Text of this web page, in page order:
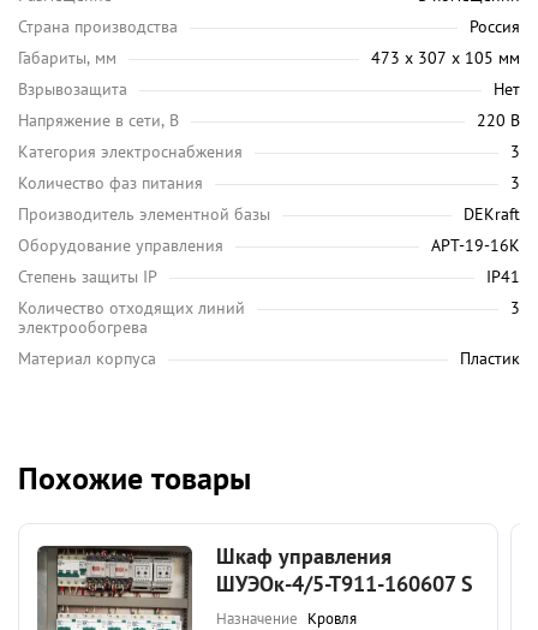
Страна производства
Россия
Габариты, мм
473 х 307 х 105 мм
Взрывозащита
Нет
Напряжение в сети, В
220 В
Категория электроснабжения
3
Количество фаз питания
3
Производитель элементной базы
DEKraft
Оборудование управления
АРТ-19-16К
Степень защиты IP
IP41
Количество отходящих линий
электрообогрева
3
Материал корпуса Пластик
Похожие товары
Шкаф управления
ШУЭОк-4/5-Т911-160607 S
Назначение Кровля